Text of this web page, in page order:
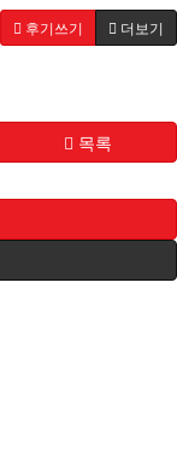
후기쓰기 더보기
목록